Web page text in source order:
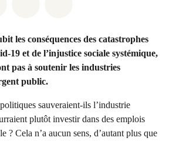
les conséquences des catastrophes
19 et de l’injustice sociale systémique,
pas à soutenir les industries
public.
sauveraient-ils l’industrie
plutôt investir dans des emplois
? Cela n’a aucun sens, d’autant plus que